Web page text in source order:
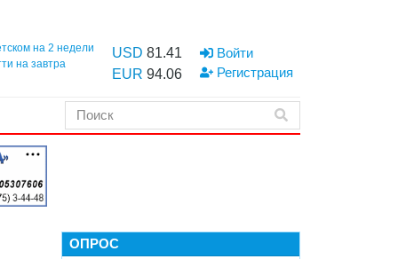
на 2 недели
на завтра
USD 81.41
EUR 94.06
Войти
Регистрация
ОПРОС